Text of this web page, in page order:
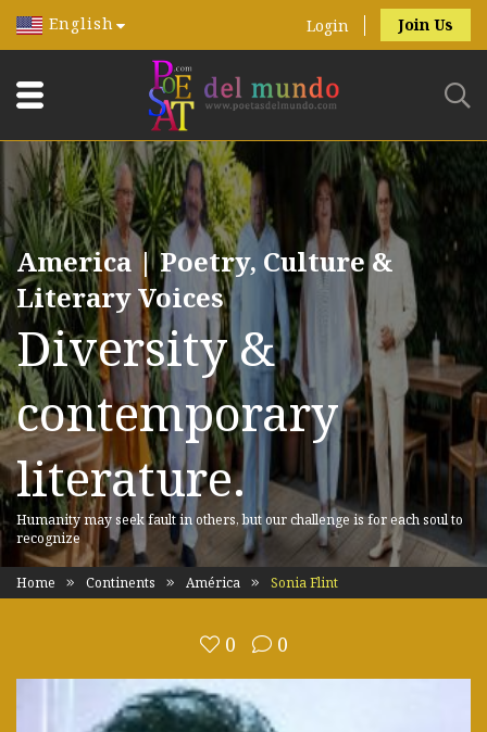
English Login Join Us
America | Poetry, Culture &
Literary Voices
Diversity &
contemporary
literature.
Humanity may seek fault in others, but our challenge is for each soul to
recognize
Home Continents América Sonia Flint
0 0